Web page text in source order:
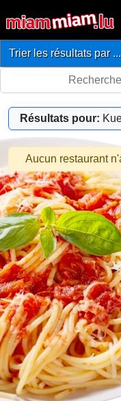
Résultats pour:
Aucun restaurant